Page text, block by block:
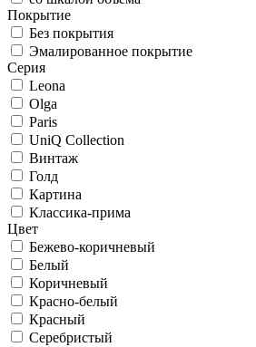
Покрытие
Без покрытия
Эмалированное покрытие
Серия
Leona
Olga
Paris
UniQ Collection
Винтаж
Голд
Картина
Классика-прима
Цвет
Бежево-коричневый
Белый
Коричневый
Красно-белый
Красный
Серебристый